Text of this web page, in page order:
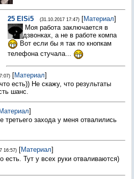
25 ElSi5 (31.10.2017 17:47) [Материал]
Моя работа заключается в
дзвонках, а не в работе компа
Вот если бы я так по кнопкам
телефона стучала...
[Материал]
есть)) Не скажу, что результаты
шанс.
Материал]
третьего захода у меня отвалились
16:57) [Материал]
есть. Тут у всех руки отваливаются)